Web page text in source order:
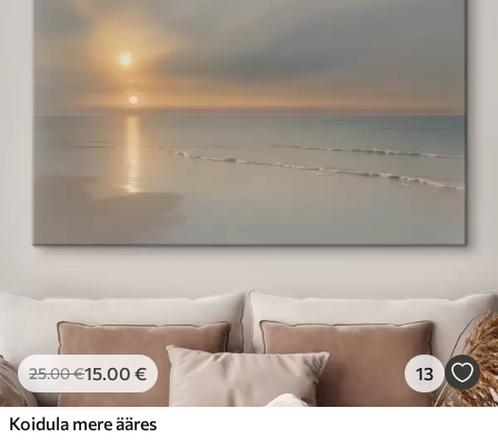
25.00€15.00 € 13
Koidula mere ääres